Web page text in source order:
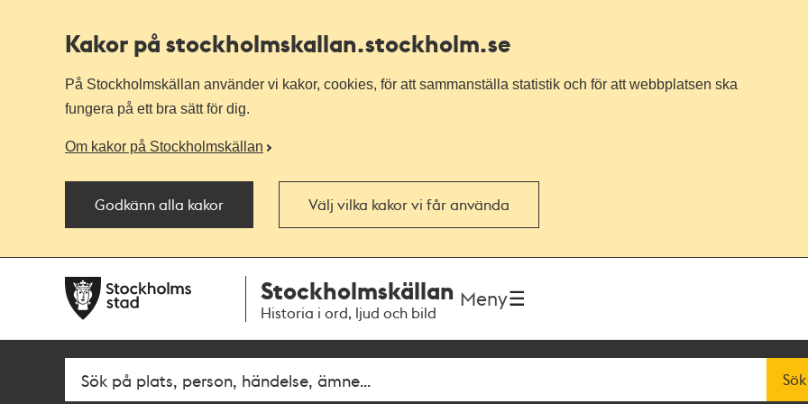
Kakor på stockholmskallan.stockholm.se
På Stockholmskällan använder vi kakor, cookies, för att sammanställa statistik och för att webbplatsen ska
fungera på ett bra sätt för dig.
Om kakor på Stockholmskällan
Godkänn alla kakor Välj vilka kakor vi får använda
navigationen
huvudinnehållet
Stockholmskällan
Historia i ord, ljud och bild
Meny
Fritextsök Sök